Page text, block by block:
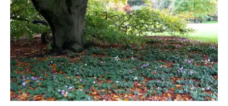
gabi hamann